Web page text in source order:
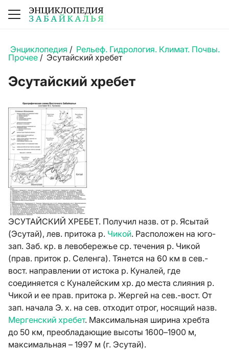
Энциклопедия / Рельеф. Гидрология. Климат. Почвы.
Прочее / Эсутайский хребет
Эсутайский хребет
ЭСУТАЙСКИЙ ХРЕБЕТ. Получил назв. от р. Ясытай
(Эсутай), лев. притока р. Чикой. Расположен на юго-
зап. Заб. кр. в левобережье ср. течения р. Чикой
(прав. приток р. Селенга). Тянется на 60 км в сев.-
вост. направлении от истока р. Куналей, где
соединяется с Куналейским хр. до места слияния р.
Чикой и ее прав. притока р. Жергей на сев.-вост. От
зап. начала Э. х. на сев. отходит отрог, носящий назв.
Мергенский хребет. Максимальная ширина хребта
до 50 км, преобладающие высоты 1600–1900 м,
максимальная – 1997 м (г. Эсутай).